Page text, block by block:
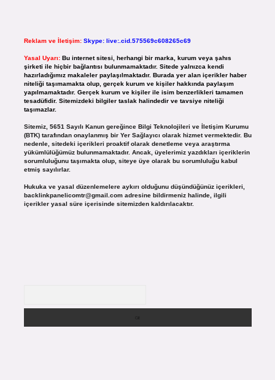
Reklam ve İletişim: Skype: live:.cid.575569c608265c69
Yasal Uyarı: Bu internet sitesi, herhangi bir marka, kurum veya şahıs
şirketi ile hiçbir bağlantısı bulunmamaktadır. Sitede yalnızca kendi
hazırladığımız makaleler paylaşılmaktadır. Burada yer alan içerikler haber
niteliği taşımamakta olup, gerçek kurum ve kişiler hakkında paylaşım
yapılmamaktadır. Gerçek kurum ve kişiler ile isim benzerlikleri tamamen
tesadüfidir. Sitemizdeki bilgiler taslak halindedir ve tavsiye niteliği
taşımazlar.
Sitemiz, 5651 Sayılı Kanun gereğince Bilgi Teknolojileri ve İletişim Kurumu
(BTK) tarafından onaylanmış bir Yer Sağlayıcı olarak hizmet vermektedir. Bu
nedenle, sitedeki içerikleri proaktif olarak denetleme veya araştırma
yükümlülüğümüz bulunmamaktadır. Ancak, üyelerimiz yazdıkları içeriklerin
sorumluluğunu taşımakta olup, siteye üye olarak bu sorumluluğu kabul
etmiş sayılırlar.
Hukuka ve yasal düzenlemelere aykırı olduğunu düşündüğünüz içerikleri,
backlinkpanelicomtr@gmail.comadresine bildirmeniz halinde, ilgili
içerikler yasal süre içerisinde sitemizden kaldırılacaktır.